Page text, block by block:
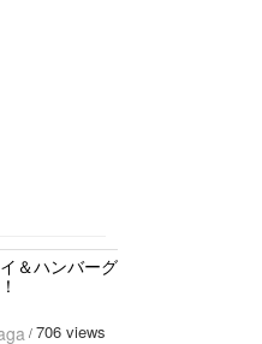
＆ハンバーグ
/ 706 views